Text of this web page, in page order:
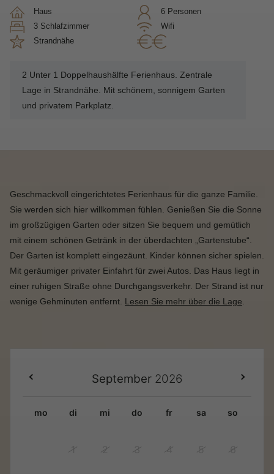
Haus
6 Personen
3 Schlafzimmer
Wifi
Strandnähe
2 Unter 1 Doppelhaushälfte Ferienhaus. Zentrale
Lage in Strandnähe. Mit schönem, sonnigem Garten
und privatem Parkplatz.
Geschmackvoll eingerichtetes Ferienhaus für die ganze Familie.
Sie werden sich hier willkommen fühlen. Genießen Sie die Sonne
im großzügigen Garten oder sitzen Sie bequem und gemütlich
mit einem schönen Getränk in der überdachten „Gartenstube“.
Der Garten ist komplett eingezäunt. Kinder können sicher spielen.
Mit geräumiger privater Einfahrt für zwei Autos. Das Haus liegt in
einer ruhigen Straße ohne Durchgangsverkehr. Der Strand ist nur
wenige Gehminuten entfernt. Lesen Sie mehr über die Lage
September 2026
mo di mi do fr sa so
2 3 4 5 6